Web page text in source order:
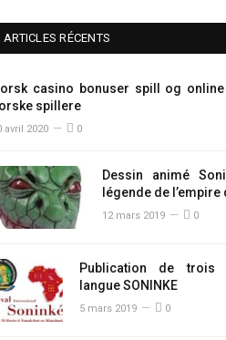
ARTICLES RÉCENTS
casino bonuser spill og
spillere
avril 2020 0
Dessin animé
légende de l’empire
12 mars 2019 0
Publication de trois
langue SONINKE
5 mars 2019 0